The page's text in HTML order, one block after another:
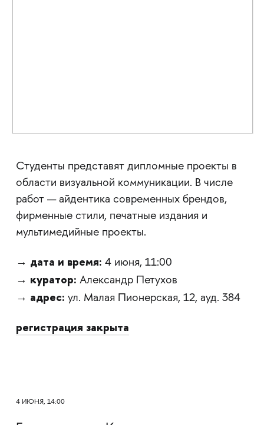
Студенты представят дипломные проекты в
области визуальной коммуникации. В числе
работ — айдентика современных брендов,
фирменные стили, печатные издания и
мультимедийные проекты.
→ дата и время: 4 июня, 11:00
→ куратор: Александр Петухов
→ адрес: ул. Малая Пионерская, 12, ауд. 384
регистрация закрыта
4 ИЮНЯ, 14:00